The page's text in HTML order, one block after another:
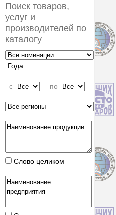
Поиск товаров,
услуг и
производителей по
каталогу
Года
c по
Слово целиком